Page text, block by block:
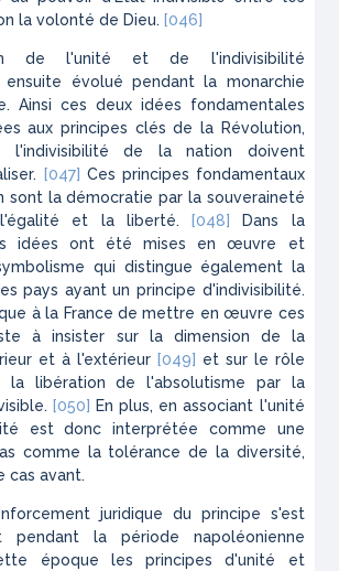
la volonté de Dieu. [046]
de l'unité et de l'indivisibilité
ensuite évolué pendant la monarchie
Ainsi ces deux idées fondamentales
aux principes clés de la Révolution,
de la nation doivent
[047] Ces principes fondamentaux
sont la démocratie par la souveraineté
et la liberté.
[048]
Dans la
idées ont été mises en œuvre et
qui distingue également la
pays ayant un principe d'indivisibilité.
à la France de mettre en œuvre ces
à insister sur la dimension de la
et à l'extérieur [049] et sur le rôle
libération de l'absolutisme par la
[050] En plus, en associant l'unité
est donc interprétée comme une
comme la tolérance de la diversité,
cas avant.
juridique du principe s'est
pendant la période napoléonienne
époque les principes d'unité et